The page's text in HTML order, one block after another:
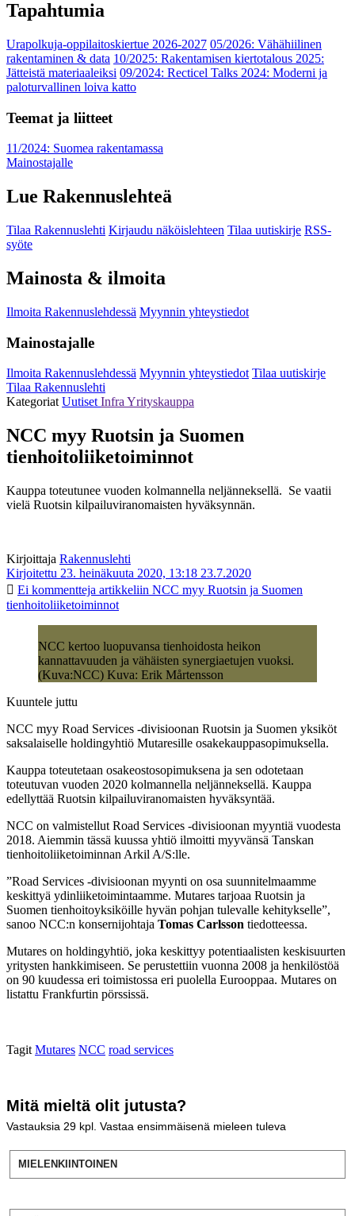
Tapahtumia
Urapolkuja-oppilaitoskiertue 2026-2027 05/2026: Vähähiilinen
rakentaminen & data 10/2025: Rakentamisen kiertotalous 2025:
Jätteistä materiaaleiksi 09/2024: Recticel Talks 2024: Moderni ja
paloturvallinen loiva katto
Teemat ja liitteet
11/2024: Suomea rakentamassa
Mainostajalle
Lue Rakennuslehteä
Tilaa Rakennuslehti Kirjaudu näköislehteen Tilaa uutiskirje RSS-
syöte
Mainosta & ilmoita
Ilmoita Rakennuslehdessä Myynnin yhteystiedot
Mainostajalle
Ilmoita Rakennuslehdessä Myynnin yhteystiedot Tilaa uutiskirje
Tilaa Rakennuslehti
KategoriatUutisetInfraYrityskauppa
NCC myy Ruotsin ja Suomen
tienhoitoliiketoiminnot
Kauppa toteutunee vuoden kolmannella neljänneksellä. Se vaatii
vielä Ruotsin kilpailuviranomaisten hyväksynnän.
Kirjoittaja Rakennuslehti
Kirjoitettu 23. heinäkuuta 2020, 13:18 23.7.2020
Ei kommentteja artikkeliin NCC myy Ruotsin ja Suomen
tienhoitoliiketoiminnot
NCC kertoo luopuvansa tienhoidosta heikon
kannattavuuden ja vähäisten synergiaetujen vuoksi.
(Kuva:NCC) Kuva: Erik Mårtensson
Kuuntele juttu
NCC myy Road Services -divisioonan Ruotsin ja Suomen yksiköt
saksalaiselle holdingyhtiö Mutaresille osakekauppasopimuksella.
Kauppa toteutetaan osakeostosopimuksena ja sen odotetaan
toteutuvan vuoden 2020 kolmannella neljänneksellä. Kauppa
edellyttää Ruotsin kilpailuviranomaisten hyväksyntää.
NCC on valmistellut Road Services -divisioonan myyntiä vuodesta
2018. Aiemmin tässä kuussa yhtiö ilmoitti myyvänsä Tanskan
tienhoitoliiketoiminnan Arkil A/S:lle.
”Road Services -divisioonan myynti on osa suunnitelmaamme
keskittyä ydinliiketoimintaamme. Mutares tarjoaa Ruotsin ja
Suomen tienhoitoyksiköille hyvän pohjan tulevalle kehitykselle”,
sanoo NCC:n konsernijohtaja Tomas Carlsson tiedotteessa.
Mutares on holdingyhtiö, joka keskittyy potentiaalisten keskisuurten
yritysten hankkimiseen. Se perustettiin vuonna 2008 ja henkilöstöä
on 90 kuudessa eri toimistossa eri puolella Eurooppaa. Mutares on
listattu Frankfurtin pörssissä.
Tagit Mutares NCC road services
Mitä mieltä olit jutusta?
Vastauksia 29 kpl. Vastaa ensimmäisenä mieleen tuleva
MIELENKIINTOINEN